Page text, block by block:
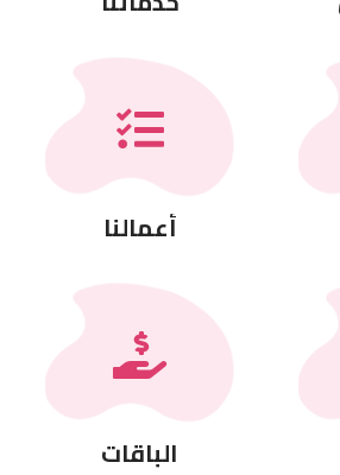
خدماتنا
أعمالنا